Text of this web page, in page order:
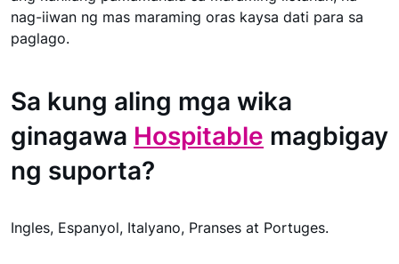
nag-iiwan ng mas maraming oras kaysa dati para sa
paglago.
Sa kung aling mga wika
ginagawa Hospitable magbigay
ng suporta?
Ingles, Espanyol, Italyano, Pranses at Portuges.